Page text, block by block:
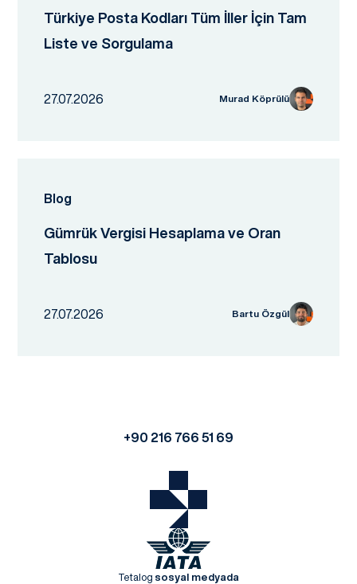
Türkiye Posta Kodları Tüm İller İçin Tam
Liste ve Sorgulama
27.07.2026 Murad Köprülü
Blog
Gümrük Vergisi Hesaplama ve Oran
Tablosu
27.07.2026 Bartu Özgül
+90 216 766 51 69
Tetalog sosyal medyada